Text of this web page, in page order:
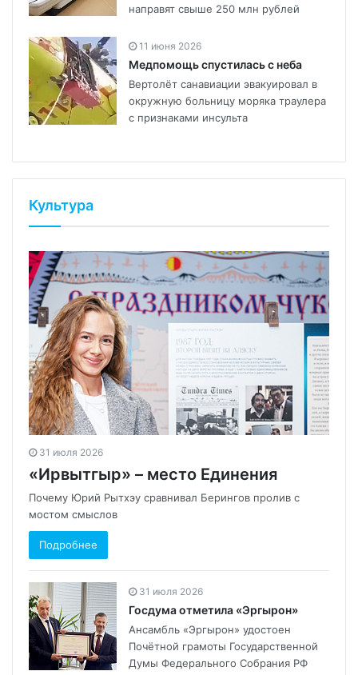
направят свыше 250 млн рублей
11 июня 2026
Медпомощь спустилась с неба
Вертолёт санавиации эвакуировал в
окружную больницу моряка траулера
с признаками инсульта
Культура
31 июля 2026
«Ирвытгыр» – место Единения
Почему Юрий Рытхэу сравнивал Берингов пролив с
мостом смыслов
Подробнее
31 июля 2026
Госдума отметила «Эргырон»
Ансамбль «Эргырон» удостоен
Почётной грамоты Государственной
Думы Федерального Собрания РФ